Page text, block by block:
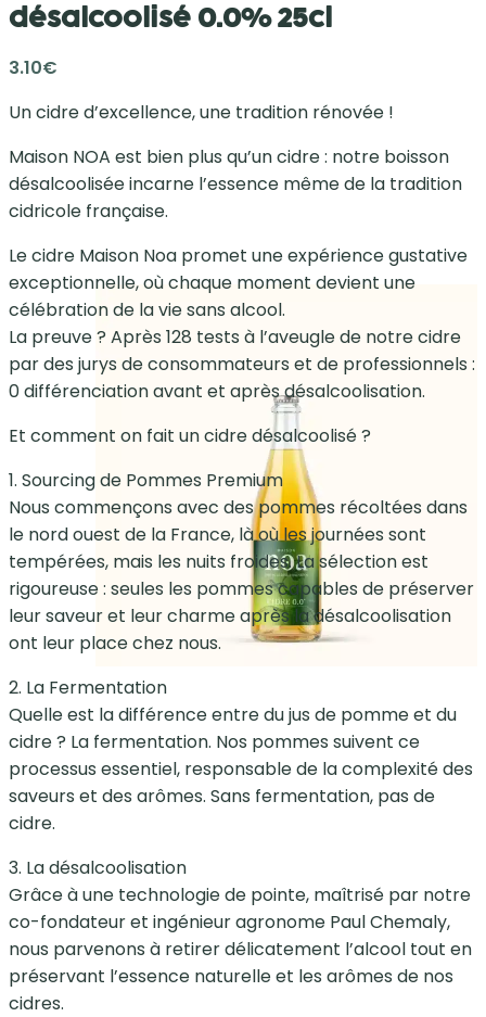
désalcoolisé 0.0% 25cl
3.10€
Un cidre d’excellence, une tradition rénovée !
Maison NOA est bien plus qu’un cidre : notre boisson
désalcoolisée incarne l’essence même de la tradition
cidricole française.
Le cidre Maison Noa promet une expérience gustative
exceptionnelle, où chaque moment devient une
célébration de la vie sans alcool.
La preuve ? Après 128 tests à l’aveugle de notre cidre
par des jurys de consommateurs et de professionnels :
0 différenciation avant et après désalcoolisation.
Et comment on fait un cidre désalcoolisé ?
1. Sourcing de Pommes Premium
Nous commençons avec des pommes récoltées dans
le nord ouest de la France, là où les journées sont
tempérées, mais les nuits froides. La sélection est
rigoureuse : seules les pommes capables de préserver
leur saveur et leur charme après la désalcoolisation
ont leur place chez nous.
2. La Fermentation
Quelle est la différence entre du jus de pomme et du
cidre ? La fermentation. Nos pommes suivent ce
processus essentiel, responsable de la complexité des
saveurs et des arômes. Sans fermentation, pas de
cidre.
3. La désalcoolisation
Grâce à une technologie de pointe, maîtrisé par notre
co-fondateur et ingénieur agronome Paul Chemaly,
nous parvenons à retirer délicatement l’alcool tout en
préservant l’essence naturelle et les arômes de nos
cidres.